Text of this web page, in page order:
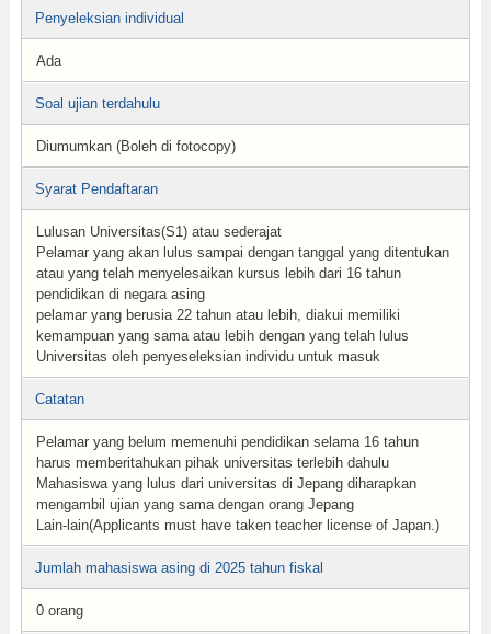
Penyeleksian individual
Ada
Soal ujian terdahulu
Diumumkan (Boleh di fotocopy)
Syarat Pendaftaran
Lulusan Universitas(S1) atau sederajat
Pelamar yang akan lulus sampai dengan tanggal yang ditentukan
atau yang telah menyelesaikan kursus lebih dari 16 tahun
pendidikan di negara asing
pelamar yang berusia 22 tahun atau lebih, diakui memiliki
kemampuan yang sama atau lebih dengan yang telah lulus
Universitas oleh penyeseleksian individu untuk masuk
Catatan
Pelamar yang belum memenuhi pendidikan selama 16 tahun
harus memberitahukan pihak universitas terlebih dahulu
Mahasiswa yang lulus dari universitas di Jepang diharapkan
mengambil ujian yang sama dengan orang Jepang
Lain-lain(Applicants must have taken teacher license of Japan.)
Jumlah mahasiswa asing di 2025 tahun fiskal
0 orang